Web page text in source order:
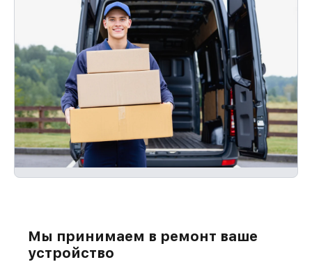
Мы принимаем в ремонт ваше
устройство